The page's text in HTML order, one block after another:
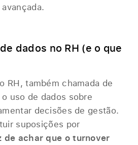
dados no RH (e o que
RH, também chamada de
uso de dados sobre
decisões de gestão.
suposições por
de achar que o turnover